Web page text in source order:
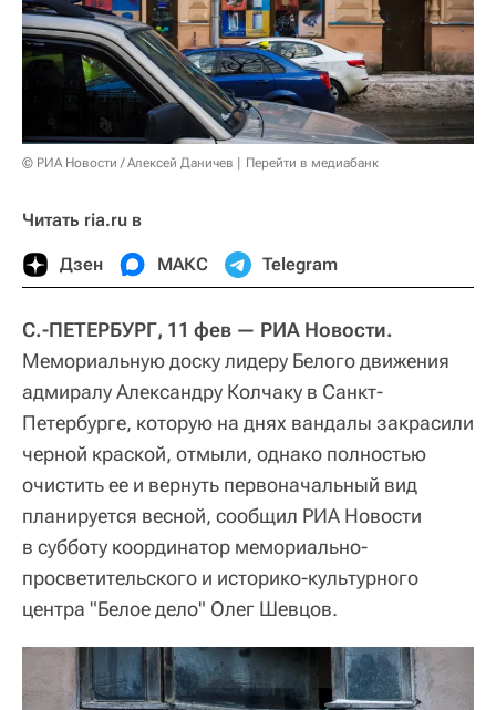
© РИА Новости / Алексей Даничев Перейти в медиабанк
Читать ria.ru в
Дзен МАКС Telegram
С.-ПЕТЕРБУРГ, 11 фев — РИА Новости.
Мемориальную доску лидеру Белого движения
адмиралу Александру Колчаку в Санкт-
Петербурге, которую на днях вандалы закрасили
черной краской, отмыли, однако полностью
очистить ее и вернуть первоначальный вид
планируется весной, сообщил РИА Новости
в субботу координатор мемориально-
просветительского и историко-культурного
центра "Белое дело" Олег Шевцов.